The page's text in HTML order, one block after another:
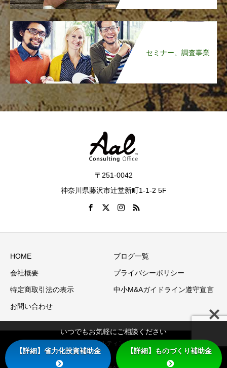
セミナー、調査事業
〒251-0042
神奈川県藤沢市辻堂新町1-1-2 5F
HOME ブログ一覧
会社概要 プライバシーポリシー
特定商取引法の表示 中小M&Aガイドライン遵守宣言
お問い合わせ
Copyright © アアルコンサルティングオフィス（アアル株式会
いつでもお気軽にご相談ください
【詳細】省力化投資補助金 【詳細】ものづくり補助金